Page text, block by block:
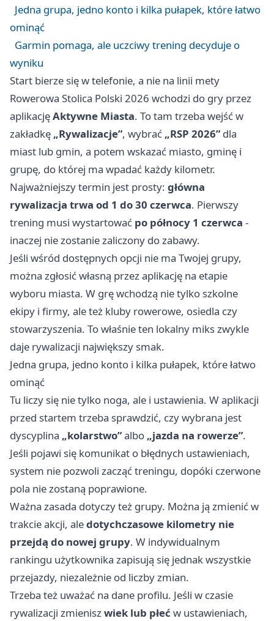
Jedna grupa, jedno konto i kilka pułapek, które łatwo
ominąć
Garmin pomaga, ale uczciwy trening decyduje o
wyniku
Start bierze się w telefonie, a nie na linii mety
Rowerowa Stolica Polski 2026 wchodzi do gry przez
aplikacjęAktywne Miasta. To tam trzeba wejść w
zakładkę „Rywalizacje”, wybrać „RSP 2026”dla
miast lub gmin, a potem wskazać miasto, gminę i
grupę, do której ma wpadać każdy kilometr.
Najważniejszy termin jest prosty: główna
rywalizacja trwa od 1 do 30 czerwca. Pierwszy
trening musi wystartować po północy 1 czerwca -
inaczej nie zostanie zaliczony do zabawy.
Jeśli wśród dostępnych opcji nie ma Twojej grupy,
można zgłosić własną przez aplikację na etapie
wyboru miasta. W grę wchodzą nie tylko szkolne
ekipy i firmy, ale też kluby rowerowe, osiedla czy
stowarzyszenia. To właśnie ten lokalny miks zwykle
daje rywalizacji największy smak.
Jedna grupa, jedno konto i kilka pułapek, które łatwo
ominąć
Tu liczy się nie tylko noga, ale i ustawienia. W aplikacji
przed startem trzeba sprawdzić, czy wybrana jest
dyscyplina „kolarstwo”albo „jazda na rowerze”.
Jeśli pojawi się komunikat o błędnych ustawieniach,
system nie pozwoli zacząć treningu, dopóki czerwone
pola nie zostaną poprawione.
Ważna zasada dotyczy też grupy. Można ją zmienić w
trakcie akcji, aledotychczasowe kilometry nie
przejdą do nowej grupy. W indywidualnym
rankingu użytkownika zapisują się jednak wszystkie
przejazdy, niezależnie od liczby zmian.
Trzeba też uważać na dane profilu. Jeśli w czasie
rywalizacji zmieniszwiek lub płeć w ustawieniach,